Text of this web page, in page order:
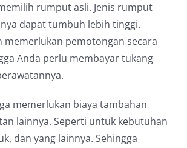
rumput asli. Jenis rumput
dapat tumbuh lebih tinggi.
memerlukan pemotongan secara
Anda perlu membayar tukang
memerlukan biaya tambahan
lainnya. Seperti untuk kebutuhan
dan yang lainnya. Sehingga